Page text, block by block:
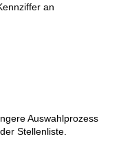
an
Auswahlprozess
Stellenliste.